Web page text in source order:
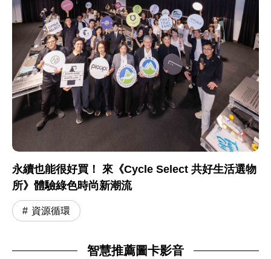
永續也能很好買！ 來《Cycle Select 共好生活選物
所》體驗綠色時尚新潮流
資源循環
智慧推薦圖卡影音